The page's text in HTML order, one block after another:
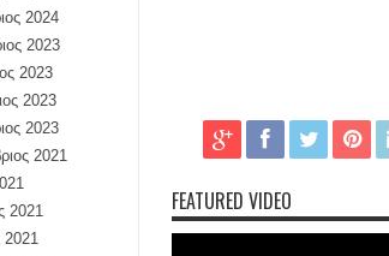
2024
2023
2023
2023
2023
2021
2021
2021
FEATURED VIDEO